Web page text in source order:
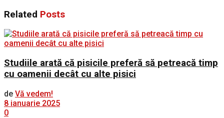
Related Posts
Studiile arată că pisicile preferă să petreacă timp
cu oamenii decât cu alte pisici
de Vă vedem!
8 ianuarie 2025
0